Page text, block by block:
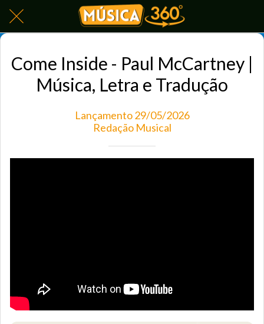
Come Inside - Paul McCartney |
Música, Letra e Tradução
Lançamento 29/05/2026
Redação Musical